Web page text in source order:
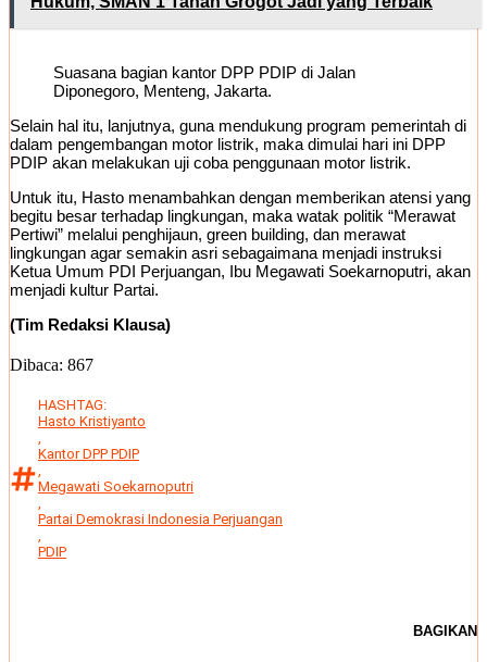
Suasana bagian kantor DPP PDIP di Jalan
Diponegoro, Menteng, Jakarta.
Selain hal itu, lanjutnya, guna mendukung program pemerintah di
dalam pengembangan motor listrik, maka dimulai hari ini DPP
PDIP akan melakukan uji coba penggunaan motor listrik.
Untuk itu, Hasto menambahkan dengan memberikan atensi yang
begitu besar terhadap lingkungan, maka watak politik “Merawat
Pertiwi” melalui penghijaun, green building, dan merawat
lingkungan agar semakin asri sebagaimana menjadi instruksi
Ketua Umum PDI Perjuangan, Ibu Megawati Soekarnoputri, akan
menjadi kultur Partai.
(Tim Redaksi Klausa)
Dibaca: 867
HASHTAG:
Hasto Kristiyanto
,
Kantor DPP PDIP
,
Megawati Soekarnoputri
,
Partai Demokrasi Indonesia Perjuangan
,
PDIP
BAGIKAN